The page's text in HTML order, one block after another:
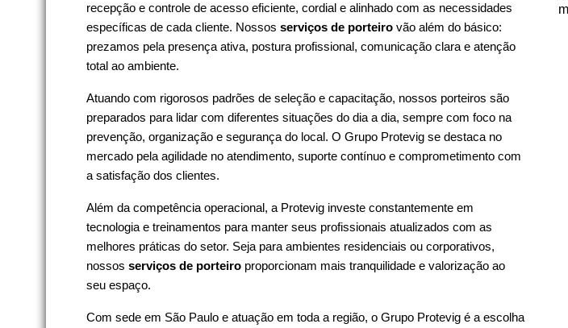
recepção e controle de acesso eficiente, cordial e alinhado com as necessidades
específicas de cada cliente. Nossos serviços de porteiro vão além do básico:
prezamos pela presença ativa, postura profissional, comunicação clara e atenção
total ao ambiente.
Atuando com rigorosos padrões de seleção e capacitação, nossos porteiros são
preparados para lidar com diferentes situações do dia a dia, sempre com foco na
prevenção, organização e segurança do local. O Grupo Protevig se destaca no
mercado pela agilidade no atendimento, suporte contínuo e comprometimento com
a satisfação dos clientes.
Além da competência operacional, a Protevig investe constantemente em
tecnologia e treinamentos para manter seus profissionais atualizados com as
melhores práticas do setor. Seja para ambientes residenciais ou corporativos,
nossos serviços de porteiro proporcionam mais tranquilidade e valorização ao
seu espaço.
Com sede em São Paulo e atuação em toda a região, o Grupo Protevig é a escolha